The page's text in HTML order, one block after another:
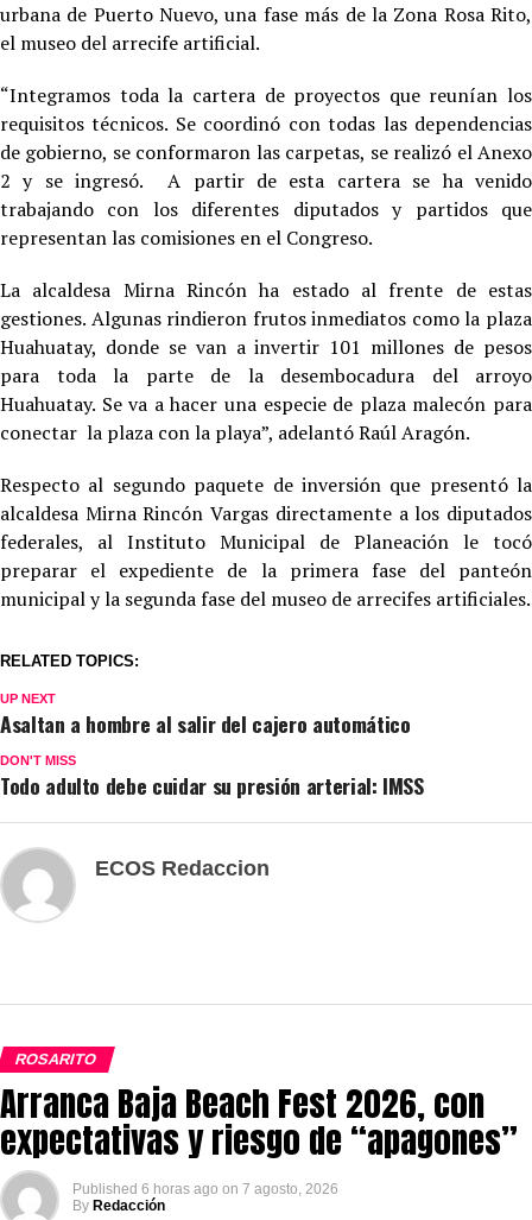
urbana de Puerto Nuevo, una fase más de la Zona Rosa Rito,
el museo del arrecife artificial.
“Integramos toda la cartera de proyectos que reunían los
requisitos técnicos. Se coordinó con todas las dependencias
de gobierno, se conformaron las carpetas, se realizó el Anexo
2 y se ingresó. A partir de esta cartera se ha venido
trabajando con los diferentes diputados y partidos que
representan las comisiones en el Congreso.
La alcaldesa Mirna Rincón ha estado al frente de estas
gestiones. Algunas rindieron frutos inmediatos como la plaza
Huahuatay, donde se van a invertir 101 millones de pesos
para toda la parte de la desembocadura del arroyo
Huahuatay. Se va a hacer una especie de plaza malecón para
conectar la plaza con la playa”, adelantó Raúl Aragón.
Respecto al segundo paquete de inversión que presentó la
alcaldesa Mirna Rincón Vargas directamente a los diputados
federales, al Instituto Municipal de Planeación le tocó
preparar el expediente de la primera fase del panteón
municipal y la segunda fase del museo de arrecifes artificiales.
RELATED TOPICS:
UP NEXT
Asaltan a hombre al salir del cajero automático
DON'T MISS
Todo adulto debe cuidar su presión arterial: IMSS
ECOS Redaccion
ROSARITO
Arranca Baja Beach Fest 2026, con
expectativas y riesgo de “apagones”
Published 6 horas ago on 7 agosto, 2026
By Redacción